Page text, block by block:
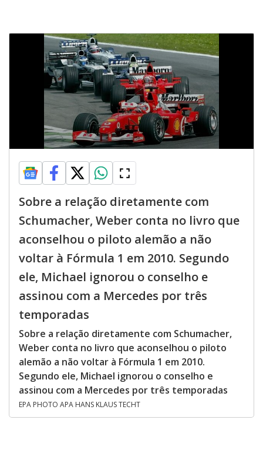
Sobre a relação diretamente com
Schumacher, Weber conta no livro que
aconselhou o piloto alemão a não
voltar à Fórmula 1 em 2010. Segundo
ele, Michael ignorou o conselho e
assinou com a Mercedes por três
temporadas
Sobre a relação diretamente com Schumacher,
Weber conta no livro que aconselhou o piloto
alemão a não voltar à Fórmula 1 em 2010.
Segundo ele, Michael ignorou o conselho e
assinou com a Mercedes por três temporadas
EPA PHOTO APA HANS KLAUS TECHT